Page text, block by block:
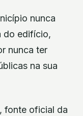
nunca
do edifício,
nunca ter
na sua
fonte oficial da